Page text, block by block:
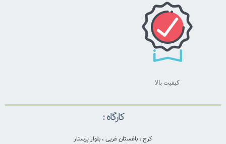
کیفیت بالا
کارگاه :
کرج ، باغستان غربی ، بلوار پرستار